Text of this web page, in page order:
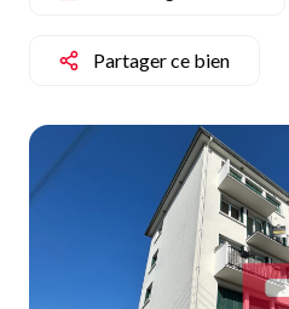
vendus
E-mail
Qui
Partager ce bien